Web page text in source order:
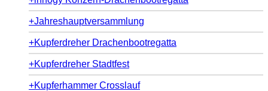
+Jahreshauptversammlung
+Kupferdreher Drachenbootregatta
+Kupferdreher Stadtfest
+Kupferhammer Crosslauf